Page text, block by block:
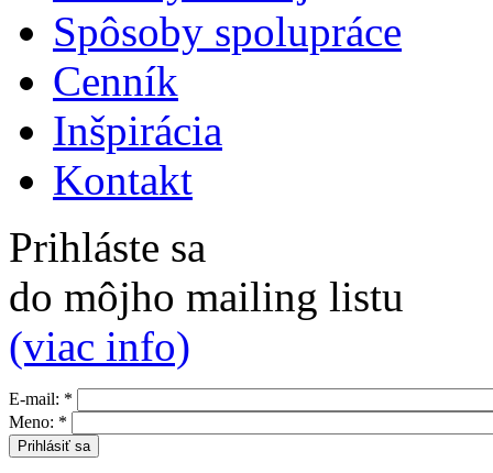
Spôsoby spolupráce
Cenník
Inšpirácia
Kontakt
Prihláste sa
do môjho mailing listu
(viac info)
E-mail: *
Meno: *